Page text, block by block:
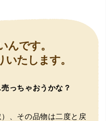
価格をいただきました。
また機会があれば利用し
んです。
いたします。
っちゃおうかな？
、その品物は二度と戻